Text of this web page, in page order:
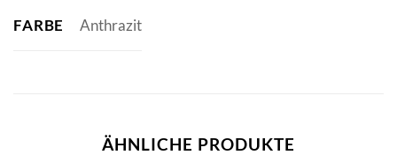
FARBE Anthrazit
ÄHNLICHE PRODUKTE